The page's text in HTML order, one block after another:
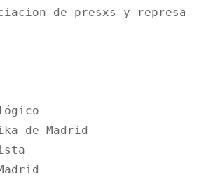
de presxs y
de Madrid